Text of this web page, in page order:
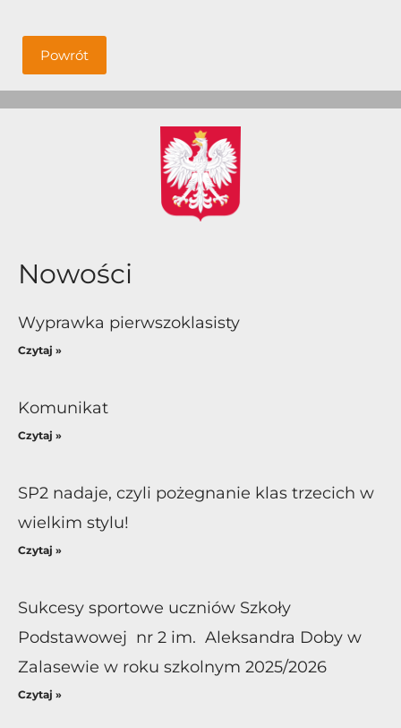
Powrót
Nowości
Wyprawka pierwszoklasisty
Czytaj »
Komunikat
Czytaj »
SP2 nadaje, czyli pożegnanie klas trzecich w
wielkim stylu!
Czytaj »
Sukcesy sportowe uczniów Szkoły
Podstawowej nr 2 im. Aleksandra Doby w
Zalasewie w roku szkolnym 2025/2026
Czytaj »